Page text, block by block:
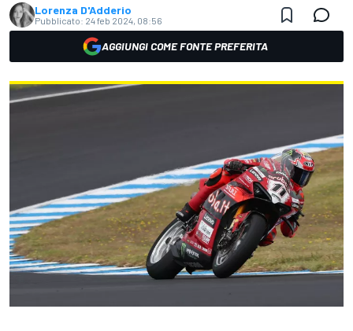
Lorenza D'Adderio
Pubblicato: 24 feb 2024, 08:56
AGGIUNGI COME FONTE PREFERITA